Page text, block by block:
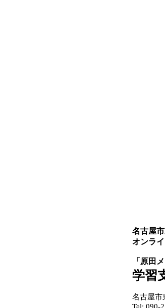
名古屋
オンラ
「原田
学習
名古屋市